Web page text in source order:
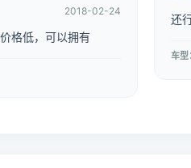
2018-02-24
格低，可以拥有
还
车型